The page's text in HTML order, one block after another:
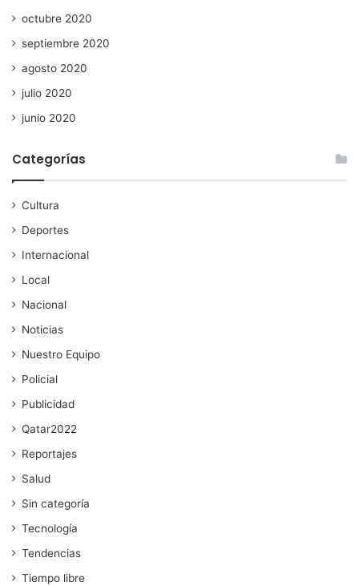
octubre 2020
septiembre 2020
agosto 2020
julio 2020
junio 2020
Categorías
Cultura
Deportes
Internacional
Local
Nacional
Noticias
Nuestro Equipo
Policial
Publicidad
Qatar2022
Reportajes
Salud
Sin categoría
Tecnología
Tendencias
Tiempo libre